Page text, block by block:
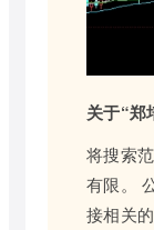
关于“郑
将搜索
有限。
接相关